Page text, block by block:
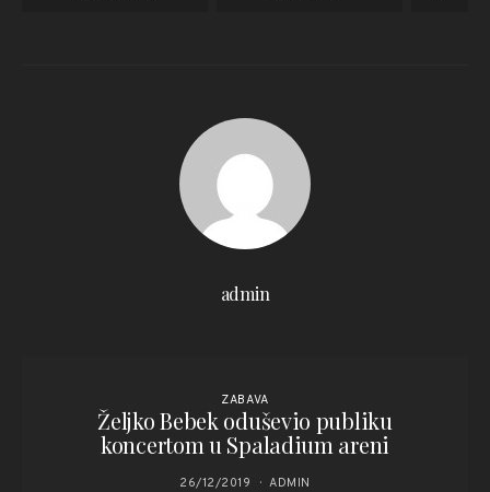
admin
ZABAVA
Željko Bebek oduševio publiku
koncertom u Spaladium areni
26/12/2019 ADMIN